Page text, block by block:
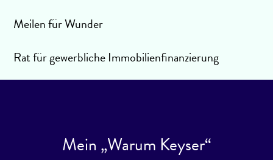
Meilen für Wunder
Rat für gewerbliche Immobilienfinanzierung
Mein „Warum Keyser“